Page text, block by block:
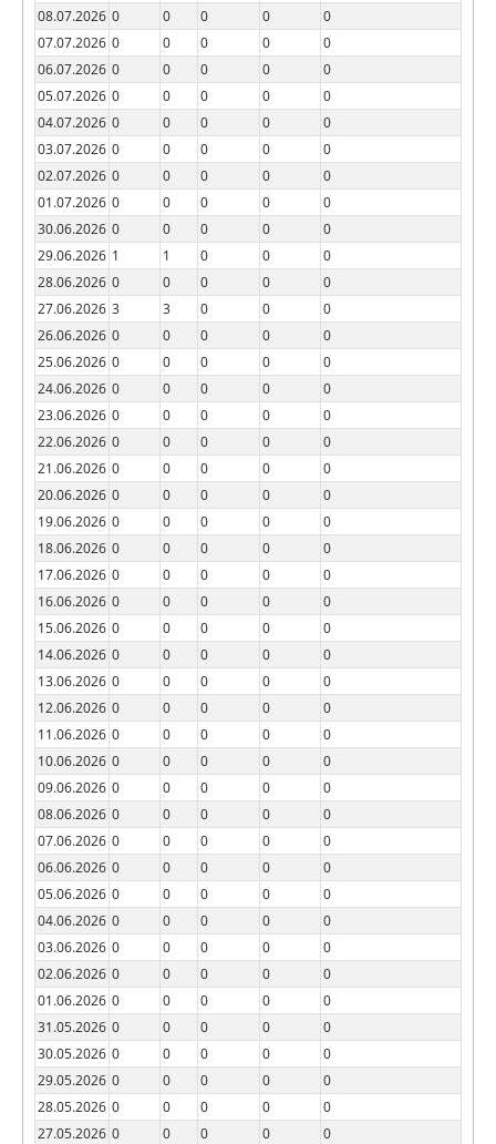
08.07.2026 0 0 0 0
0
07.07.2026 0 0 0 0
0
06.07.2026 0 0 0 0
0
05.07.2026 0 0 0 0
0
04.07.2026 0 0 0 0
0
03.07.2026 0 0 0 0
0
02.07.2026 0 0 0 0
0
01.07.2026 0 0 0 0
0
30.06.2026 0 0 0 0
0
29.06.2026 1 1 0 0
0
28.06.2026 0 0 0 0
0
27.06.2026 3 3 0 0
0
26.06.2026 0 0 0 0
0
25.06.2026 0 0 0 0
0
24.06.2026 0 0 0 0
0
23.06.2026 0 0 0 0
0
22.06.2026 0 0 0 0
0
21.06.2026 0 0 0 0
0
20.06.2026 0 0 0 0
0
19.06.2026 0 0 0 0
0
18.06.2026 0 0 0 0
0
17.06.2026 0 0 0 0
0
16.06.2026 0 0 0 0
0
15.06.2026 0 0 0 0
0
14.06.2026 0 0 0 0
0
13.06.2026 0 0 0 0
0
12.06.2026 0 0 0 0
0
11.06.2026 0 0 0 0
0
10.06.2026 0 0 0 0
0
09.06.2026 0 0 0 0
0
08.06.2026 0 0 0 0
0
07.06.2026 0 0 0 0
0
06.06.2026 0 0 0 0
0
05.06.2026 0 0 0 0
0
04.06.2026 0 0 0 0
0
03.06.2026 0 0 0 0
0
02.06.2026 0 0 0 0
0
01.06.2026 0 0 0 0
0
31.05.2026 0 0 0 0
0
30.05.2026 0 0 0 0
0
29.05.2026 0 0 0 0
0
28.05.2026 0 0 0 0
0
27.05.2026 0 0 0 0 0